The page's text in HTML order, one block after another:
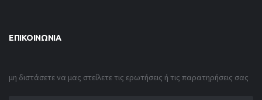
ΕΠΙΚΟΙΝΩΝΊΑ
μη διστάσετε να μας στείλετε τις ερωτήσεις ή τις παρατηρήσεις σας